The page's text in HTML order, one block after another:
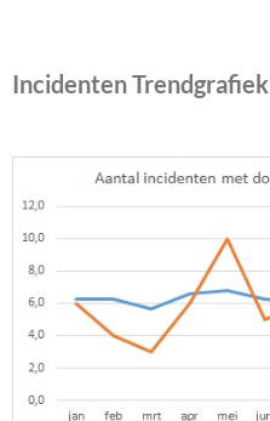
Incidenten Trendgrafiek